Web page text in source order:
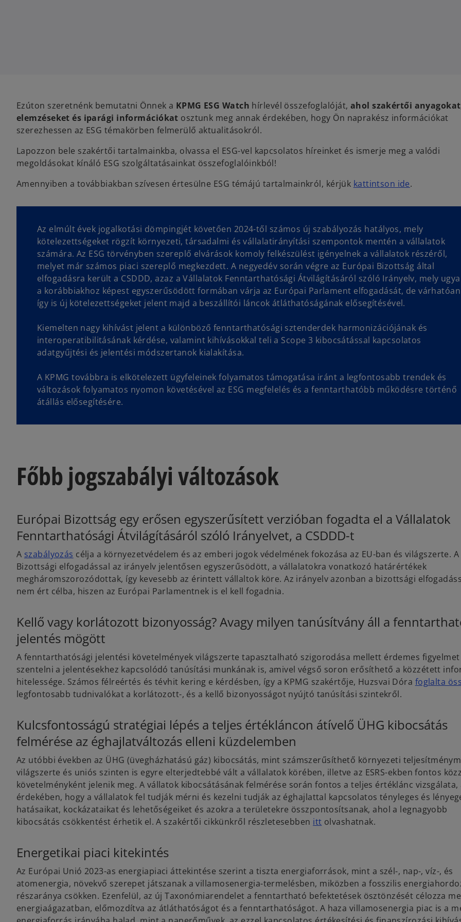
Ezúton szeretnénk bemutatni Önnek a KPMG ESG Watch hírlevél összefoglalóját, ahol szakértői
elemzéseket és iparági információkat osztunk meg annak érdekében, hogy Ön naprakész információkat
szerezhessen az ESG témakörben felmerülő aktualitásokról.
Lapozzon bele szakértői tartalmainkba, olvassa el ESG-vel kapcsolatos híreinket és ismerje meg a valódi
megoldásokat kínáló ESG szolgáltatásainkat összefoglalóinkból!
Amennyiben a továbbiakban szívesen értesülne ESG témájú tartalmainkról, kérjük kattintson ideo
e
s
i
n
a
n
e
a
b
.
Az elmúlt évek jogalkotási dömpingjét követően 2024-től számos új szabályozás hatályos, mely
kötelezettségeket rögzít környezeti, társadalmi és vállalatirányítási szempontok mentén a vállalatok
számára. Az ESG törvényben szereplő elvárások komoly felkészülést igényelnek a vállalatok részéről,
melyet már számos piaci szereplő megkezdett. A negyedév során végre az Európai Bizottság által
elfogadásra került a CSDDD, azaz a Vállalatok Fenntarthatósági Átvilágításáról szóló Irányelv, mely
a korábbiakhoz képest egyszerűsödött formában várja az Európai Parlament elfogadását, de várhatóan
így is új kötelezettségeket jelent majd a beszállítói láncok átláthatóságának elősegítésével.
Kiemelten nagy kihívást jelent a különböző fenntarthatósági sztenderdek harmonizációjának és
interoperatibilitásának kérdése, valamint kihívásokkal teli a Scope 3 kibocsátással kapcsolatos
adatgyűjtési és jelentési módszertanok kialakítása.
A KPMG továbbra is elkötelezett ügyfeleinek folyamatos támogatása iránt a legfontosabb trendek és
változások folyamatos nyomon követésével az ESG megfelelés és a fenntarthatóbb működésre történő
átállás elősegítésére.
Főbb jogszabályi változások
Európai Bizottság egy erősen egyszerűsített verzióban fogadta el a Vállalatok
Fenntarthatósági Átvilágításáról szóló Irányelvet, a CSDDD-t
A szabályozás o
p
e
n
n
a
n
w
t
célja a környezetvédelem és az emberi jogok védelmének fokozása az EU-ban és világszerte. A
Bizottsági elfogadással az irányelv jelentősen egyszerűsödött, a vállalatokra vonatkozó határértékek
megháromszorozódottak, így kevesebb az érintett vállaltok köre. Az irányelv azonban a bizottsági
nem ért célba, hiszen az Európai Parlamentnek is el kell fogadnia.
Kellő vagy korlátozott bizonyosság? Avagy milyen tanúsítvány áll a
jelentés mögött
A fenntarthatósági jelentési követelmények világszerte tapasztalható szigorodása mellett érdemes figyelmet
szentelni a jelentésekhez kapcsolódó tanúsítási munkának is, amivel végső soron erősíthető a közzétett
hitelessége. Számos félreértés és tévhit kering e kérdésben, így a KPMG szakértője, Huzsvai Dóra foglalta
legfontosabb tudnivalókat a korlátozott-, és a kellő bizonyosságot nyújtó tanúsítási szintekről.
Kulcsfontosságú stratégiai lépés a teljes értékláncon átívelő ÜHG kibocsátás
felmérése az éghajlatváltozás elleni küzdelemben
Az utóbbi években az ÜHG (üvegházhatású gáz) kibocsátás, mint számszerűsíthető környezeti
világszerte és uniós szinten is egyre elterjedtebbé vált a vállalatok körében, illetve az ESRS-ekben fontos
követelményként jelenik meg. A vállatok kibocsátásának felmérése során fontos a teljes értéklánc vizsgálata,
érdekében, hogy a vállalatok fel tudják mérni és kezelni tudják az éghajlattal kapcsolatos tényleges és
hatásaikat, kockázataikat és lehetőségeiket és azokra a területekre összpontosítsanak, ahol a legnagyobb
kibocsátás csökkentést érhetik el. A szakértői cikkünkről részletesebben itto
s
i
n
a
olvashatnak.
Energetikai piaci kitekintés
Az Európai Unió 2023-as energiapiaci áttekintése szerint a tiszta energiaforrások, mint a szél-, nap-, víz-, és
atomenergia, növekvő szerepet játszanak a villamosenergia-termelésben, miközben a fosszilis
részaránya csökken. Ezenfelül, az új Taxonómiarendelet a fenntartható befektetések ösztönzését célozza
energiaágazatban, előmozdítva az átláthatóságot és a fenntarthatóságot. A haza villamosenergia piac is a